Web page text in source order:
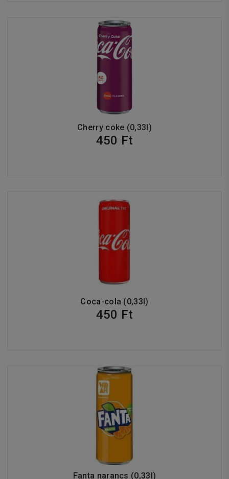
Cherry coke (0,33l)
450 Ft
Coca-cola (0,33l)
450 Ft
Fanta narancs (0,33l)